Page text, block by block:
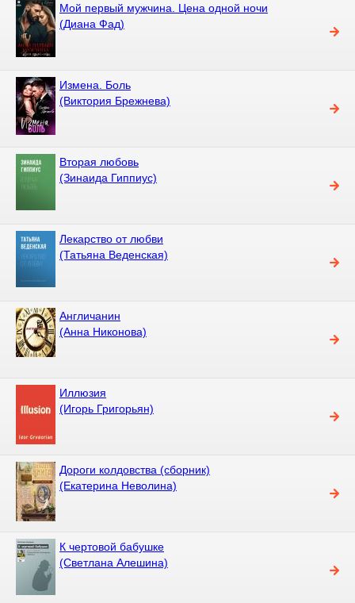
Мой первый мужчина. Цена одной ночи
(Диана Фад)
Измена. Боль
(Виктория Брежнева)
Вторая любовь
(Зинаида Гиппиус)
Лекарство от любви
(Татьяна Веденская)
Англичанин
(Анна Никонова)
Иллюзия
(Игорь Григорьян)
Дороги колдовства (сборник)
(Екатерина Неволина)
К чертовой бабушке
(Светлана Алешина)